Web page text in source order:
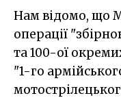
Нам відомо, що
операції
та 100-ої
"1-го